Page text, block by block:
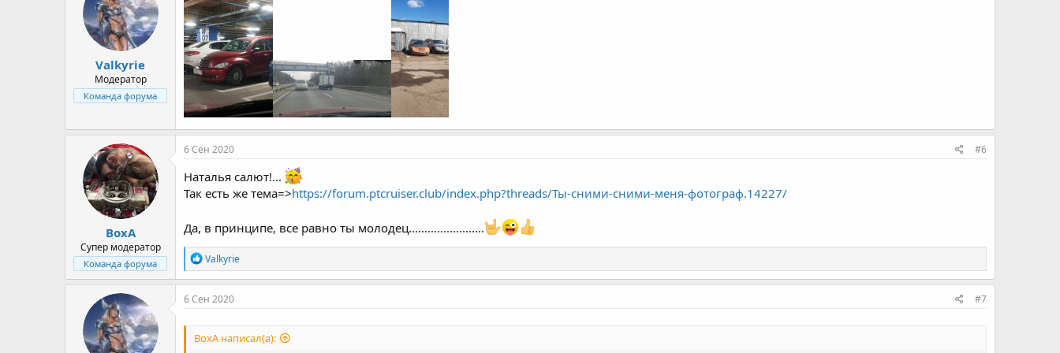
Valkyrie
Модератор
Команда форума
ВохА
Супер модератор
Команда форума
6 Сен 2020 #6
Наталья салют!...
Так есть же тема=>https://forum.ptcruiser.club/index.php?threads/Ты-сними-сними-меня-фотограф.14227/
Да, в принципе, все равно ты молодец........................
Р
е
а
к
:
Valkyrie
6 Сен 2020 #7
ВохА написал(а):